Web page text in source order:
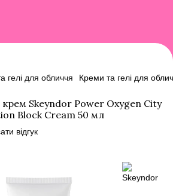
гелі для обличчя Креми та гелі для
Skeyndor Power Oxygen City
Block Cream 50 мл
відгук